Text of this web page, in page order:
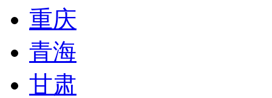
重庆
青海
甘肃